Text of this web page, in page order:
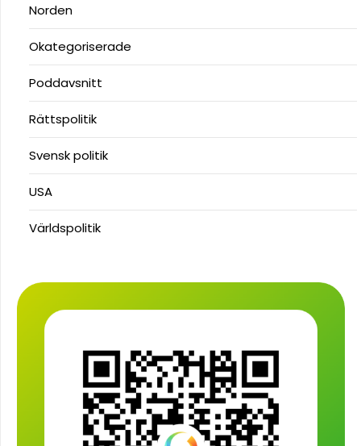
Norden
Okategoriserade
Poddavsnitt
Rättspolitik
Svensk politik
USA
Världspolitik